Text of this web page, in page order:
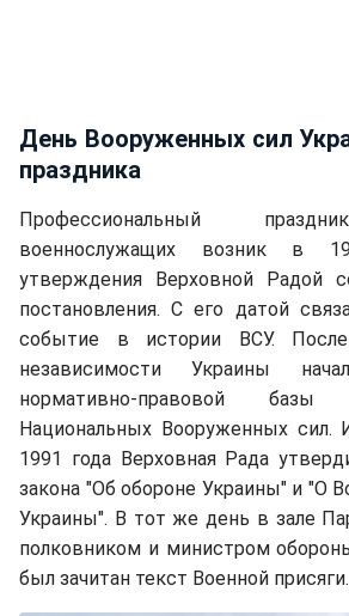
День Вооруженных сил
праздника
Профессиональный
военнослужащих возник в
утверждения Верховной Радой
постановления. С его датой
событие в истории ВСУ. После
независимости Украины
нормативно-правовой
Национальных Вооруженных сил.
1991 года Верховная Рада
закона "Об обороне Украины" и "О
Украины". В тот же день в зале
полковником и министром
был зачитан текст Военной присяги.